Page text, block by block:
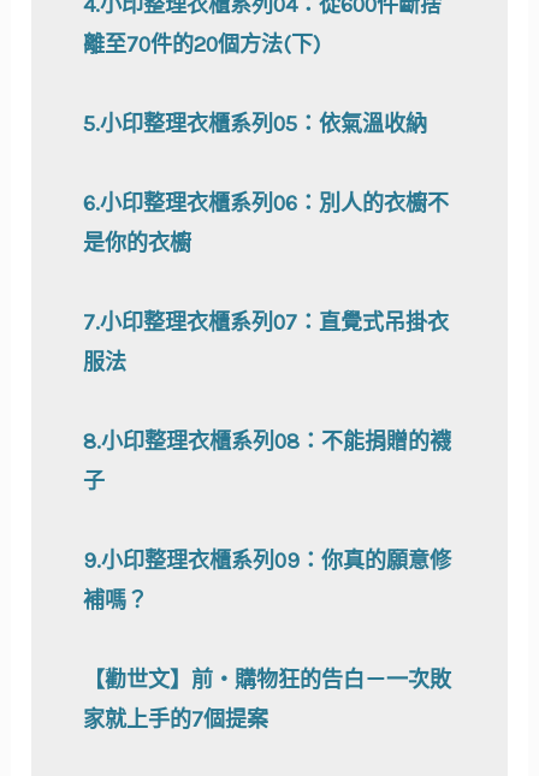
離至70件的20個方法(下)
5.小印整理衣櫃系列05：依氣溫收納
6.小印整理衣櫃系列06：別人的衣櫥不
是你的衣櫥
7.小印整理衣櫃系列07：直覺式吊掛衣
服法
8.小印整理衣櫃系列08：不能捐贈的襪
子
9.小印整理衣櫃系列09：你真的願意修
補嗎？
【勸世文】前‧購物狂的告白－一次敗
家就上手的7個提案